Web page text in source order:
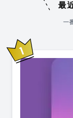
最
一
1位